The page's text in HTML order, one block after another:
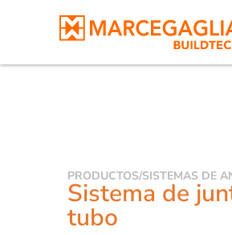
PRODUCTOS/SISTEMAS DE
Sistema de
tubo